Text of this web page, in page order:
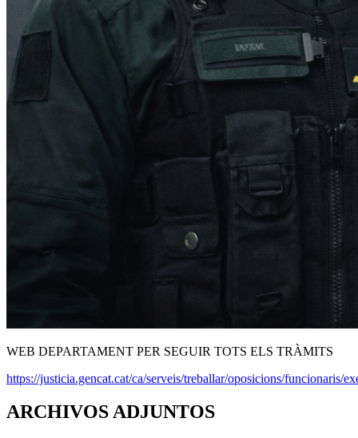
WEB DEPARTAMENT PER SEGUIR TOTS ELS TRÀMITS
https://justicia.gencat.cat/ca/serveis/treballar/oposicions/funcionaris/
ARCHIVOS ADJUNTOS